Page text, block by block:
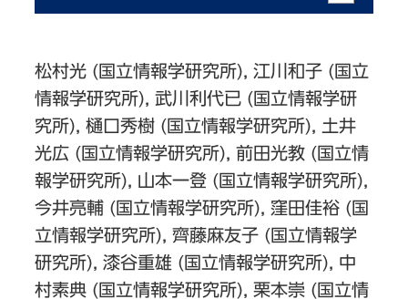
松村光 (国立情報学研究所), 江川和子 (国立
情報学研究所), 武川利代已 (国立情報学研
究所), 樋口秀樹 (国立情報学研究所), 土井
光広 (国立情報学研究所), 前田光教 (国立情
報学研究所), 山本一登 (国立情報学研究所),
今井亮輔 (国立情報学研究所), 窪田佳裕 (国
立情報学研究所), 齊藤麻友子 (国立情報学
研究所), 漆谷重雄 (国立情報学研究所), 中
村素典 (国立情報学研究所), 栗本崇 (国立情